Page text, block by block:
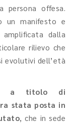
persona offesa.
un manifesto e
dalla
rilievo che
evolutivi dell’età
a titolo di
stata posta in
, che in sede